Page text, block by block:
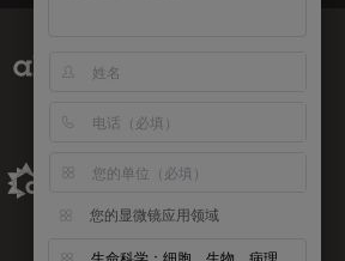
Aldevron Link
您的显微镜应用领域